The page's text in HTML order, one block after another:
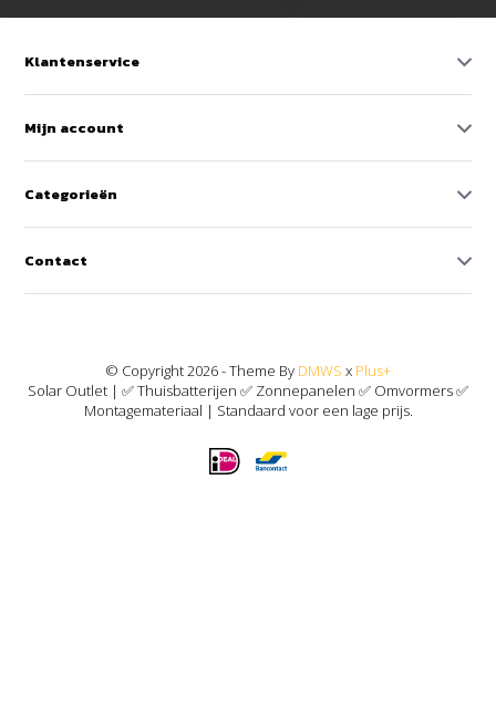
Klantenservice
Mijn account
Categorieën
Contact
© Copyright 2026 - Theme By DMWS x Plus+
Solar Outlet | ✅ Thuisbatterijen ✅ Zonnepanelen ✅ Omvormers ✅
Montagemateriaal | Standaard voor een lage prijs.